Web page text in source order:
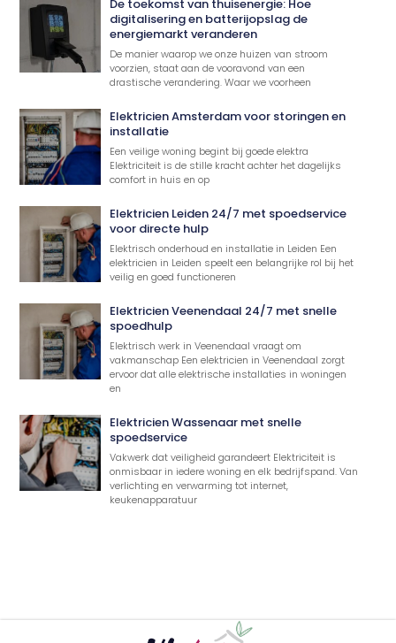
De toekomst van thuisenergie: Hoe
digitalisering en batterijopslag de
energiemarkt veranderen
De manier waarop we onze huizen van stroom
voorzien, staat aan de vooravond van een
drastische verandering. Waar we voorheen
Elektricien Amsterdam voor storingen en
installatie
Een veilige woning begint bij goede elektra
Elektriciteit is de stille kracht achter het dagelijks
comfort in huis en op
Elektricien Leiden 24/7 met spoedservice
voor directe hulp
Elektrisch onderhoud en installatie in Leiden Een
elektricien in Leiden speelt een belangrijke rol bij het
veilig en goed functioneren
Elektricien Veenendaal 24/7 met snelle
spoedhulp
Elektrisch werk in Veenendaal vraagt om
vakmanschap Een elektricien in Veenendaal zorgt
ervoor dat alle elektrische installaties in woningen
en
Elektricien Wassenaar met snelle
spoedservice
Vakwerk dat veiligheid garandeert Elektriciteit is
onmisbaar in iedere woning en elk bedrijfspand. Van
verlichting en verwarming tot internet,
keukenapparatuur